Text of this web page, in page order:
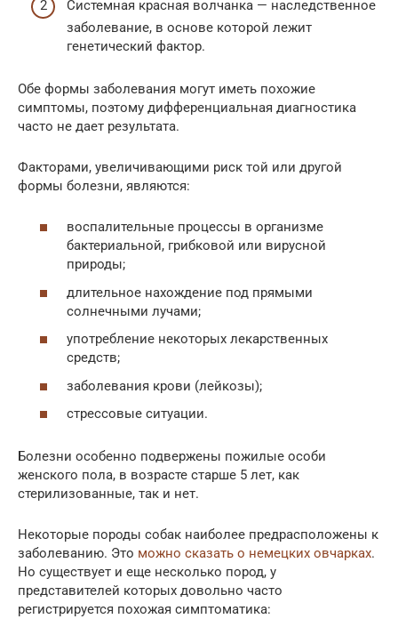
Системная красная волчанка — наследственное
заболевание, в основе которой лежит
генетический фактор.
Обе формы заболевания могут иметь похожие
симптомы, поэтому дифференциальная диагностика
часто не дает результата.
Факторами, увеличивающими риск той или другой
формы болезни, являются:
воспалительные процессы в организме
бактериальной, грибковой или вирусной
природы;
длительное нахождение под прямыми
солнечными лучами;
употребление некоторых лекарственных
средств;
заболевания крови (лейкозы);
стрессовые ситуации.
Болезни особенно подвержены пожилые особи
женского пола, в возрасте старше 5 лет, как
стерилизованные, так и нет.
Некоторые породы собак наиболее предрасположены к
заболеванию. Это можно сказать о немецких овчарках.
Но существует и еще несколько пород, у
представителей которых довольно часто
регистрируется похожая симптоматика: